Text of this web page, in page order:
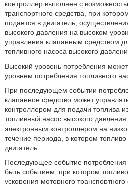
контроллер выполнен с
транспортного средства, при
подается в двигатель,
высокого давления на высоком
управления клапанным средством
топливного насоса высокого
Высокий уровень потребления
уровнем потребления топливного
При последующем событии
клапанное средство может
контроллером для подачи топлива
топливный насос высокого
электронным контроллером на
течение периода, в котором
двигатель.
Последующее событие потребления
быть событием, при котором
ускорения моторного транспортного